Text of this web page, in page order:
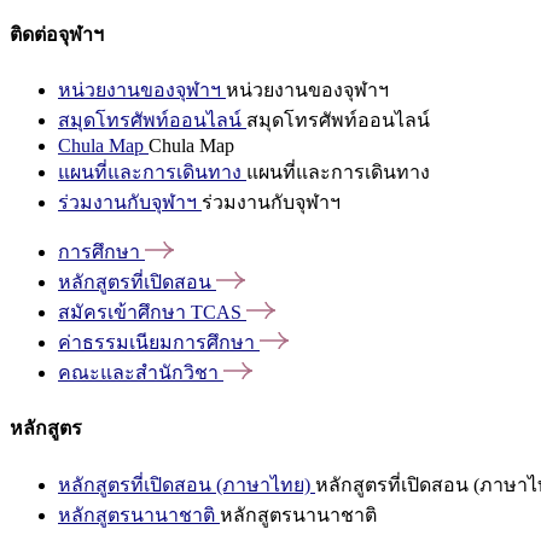
ติดต่อจุฬาฯ
หน่วยงานของจุฬาฯ หน่วยงานของจุฬาฯ
สมุดโทรศัพท์ออนไลน์ สมุดโทรศัพท์ออนไลน์
Chula Map Chula Map
แผนที่และการเดินทาง แผนที่และการเดินทาง
ร่วมงานกับจุฬาฯ ร่วมงานกับจุฬาฯ
การศึกษา
หลักสูตรที่เปิดสอน
สมัครเข้าศึกษา TCAS
ค่าธรรมเนียมการศึกษา
คณะและสำนักวิชา
หลักสูตร
หลักสูตรที่เปิดสอน (ภาษาไทย) หลักสูตรที่เปิดสอน (ภาษาไ
หลักสูตรนานาชาติ หลักสูตรนานาชาติ